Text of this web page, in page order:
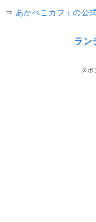
⇒ あかべこカフェの公
ラン
スポ